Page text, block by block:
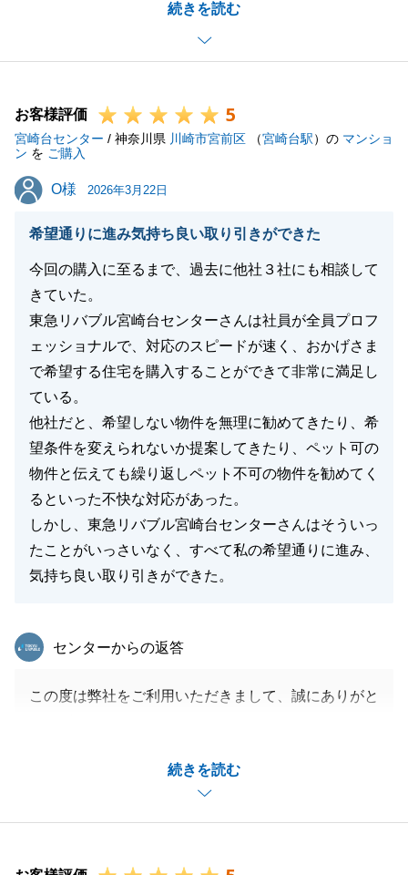
続きを読む
にとって何よりの励みとなります。
売却のスピード感や弊社のサポート制度がお役に立て
たのであれば、これ以上の喜びはございません。
お住み替えではございましたが、
地元の不動産会社と連携を取らせていただきM様のご
負担が少なくなるようお手伝いをさせていただきまし
た。
をご利用いただくことでご希望通りのお住み替えのお
手伝いができたこと、私も大変嬉しく思います。
新しいお住まいでの生活が、素晴らしいものになりま
すよう心よりお祈り申し上げます。
お客様評価 5
宮崎台センター / 神奈川県 川崎市宮前区 （宮崎台駅）の マンショ
ン を ご購入
O様
O様 2026年3月22日
希望通りに進み気持ち良い取り引きができた
今回の購入に至るまで、過去に他社３社にも相談して
きていた。
東急リバブル宮崎台センターさんは社員が全員プロフ
ェッショナルで、対応のスピードが速く、おかげさま
で希望する住宅を購入することができて非常に満足し
ている。
他社だと、希望しない物件を無理に勧めてきたり、希
望条件を変えられないか提案してきたり、ペット可の
物件と伝えても繰り返しペット不可の物件を勧めてく
るといった不快な対応があった。
しかし、東急リバブル宮崎台センターさんはそういっ
たことがいっさいなく、すべて私の希望通りに進み、
気持ち良い取り引きができた。
続きを読む
東急リバブル
センターからの返答
この度は弊社をご利用いただきまして、誠にありがと
ョナル」「スピードが速い」というお褒めの言葉をい
ただき、宮崎台センター一同、心より光栄に存じま
す。